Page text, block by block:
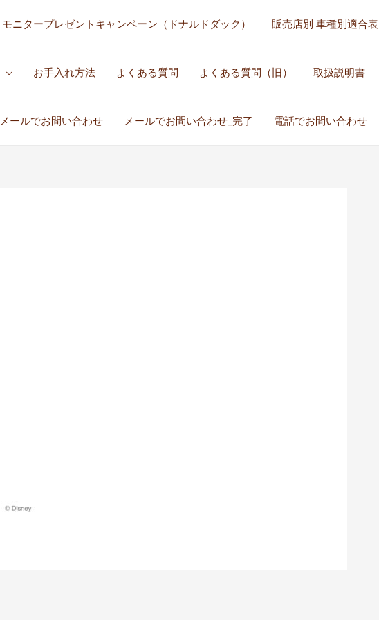
モニタープレゼントキャンペーン（ドナルドダック） 販売店別 車種別適合表
お手入れ方法 よくある質問 よくある質問（旧） 取扱説明書
メールでお問い合わせ メールでお問い合わせ_完了 電話でお問い合わせ